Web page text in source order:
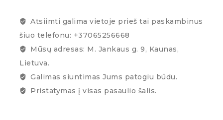
Atsiimti galima vietoje prieš tai paskambinus
šiuo telefonu: +37065256668
Mūsų adresas: M. Jankaus g. 9, Kaunas,
Lietuva.
Galimas siuntimas Jums patogiu būdu.
Pristatymas į visas pasaulio šalis.